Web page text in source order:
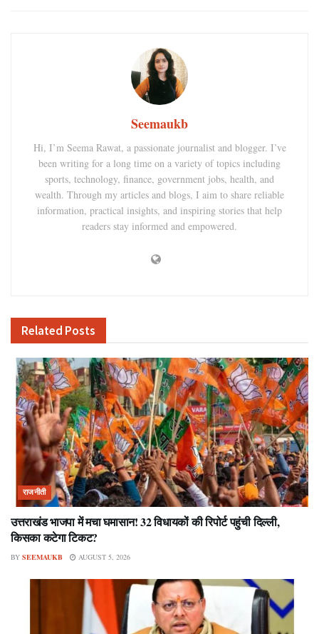
Seemaukb
Hi, I’m Seema Rawat, a passionate journalist and blogger. I’ve
been writing for a long time on a variety of topics including
sports, technology, finance, government jobs, health, and
wealth. Through my articles and blogs, I aim to share reliable
information, practical insights, and inspiring stories that help
readers stay informed and empowered.
Related Posts
राजनीती
उत्तराखंड भाजपा में मचा घमासान! 32 विधायकों की रिपोर्ट पहुंची दिल्ली,
किसका कटेगा टिकट?
BY SEEMAUKB AUGUST 5, 2026